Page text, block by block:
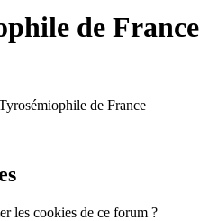
de France
de France
les cookies de ce forum ?